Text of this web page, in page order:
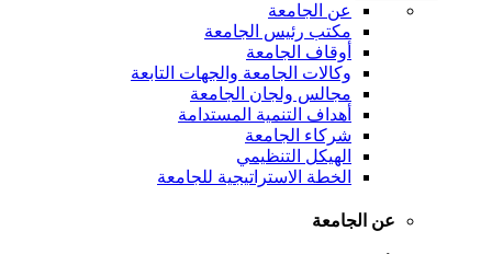
عن الجامعة
مكتب رئيس الجامعة
أوقاف الجامعة
وكالات الجامعة والجهات التابعة
مجالس ولجان الجامعة
أهداف التنمية المستدامة
شركاء الجامعة
الهيكل التنظيمي
الخطة الاستراتيجية للجامعة
عن الجامعة